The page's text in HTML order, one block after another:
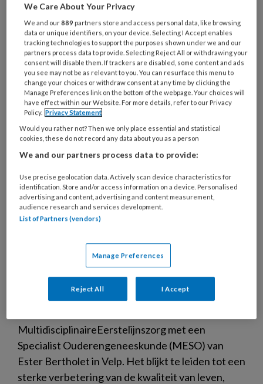
dit thema vind je voorbeelden en
tips voor dementievriendelijk
wonen.
15 OKTOBER 2022 ACHTERGROND
Langer thuis dankzij MESO
MultidisciplinaireEerstelijnszorg met een
Specialist Ouderengeneeskunde (MESO) van
Ester Bertholet in Velp. Het blijkt te leiden tot een
sterke verbetering van de kwaliteit van leven,
We Care About Your Privacy
We and our889 partners store and access personal data, like browsing
data or unique identifiers, on your device. Selecting I Accept enables
tracking technologies to support the purposes shown under we and our
partners process data to provide. Selecting Reject All or withdrawing your
consent will disable them. If trackers are disabled, some content and ads
you see may not be as relevant to you. You can resurface this menu to
change your choices or withdraw consent at any time by clicking the
Manage Preferences link on the bottom of the webpage. Your choices will
have effect within our Website. For more details, refer to our Privacy
Policy. Privacy Statement
Would you rather not? Then we only place essential and statistical
cookies, these do not record any data about you as a person
We and our partners process data to provide:
Use precise geolocation data. Actively scan device characteristics for
identification. Store and/or access information on a device. Personalised
advertising and content, advertising and content measurement,
audience research and services development.
List of Partners (vendors)
Manage Preferences
Reject All I Accept